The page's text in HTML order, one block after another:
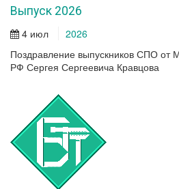
Выпуск 2026
4 июл
2026
Поздравление выпускников СПО от
РФ Сергея Сергеевича Кравцова